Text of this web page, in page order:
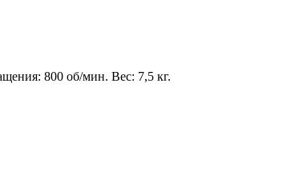
800 об/мин. Вес: 7,5 кг.